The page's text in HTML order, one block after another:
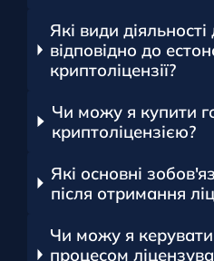
Які види діяльності
відповідно до
криптоліцензії?
Чи можу я купити
криптоліцензією?
Які основні
після отримання
Чи можу я
процесом